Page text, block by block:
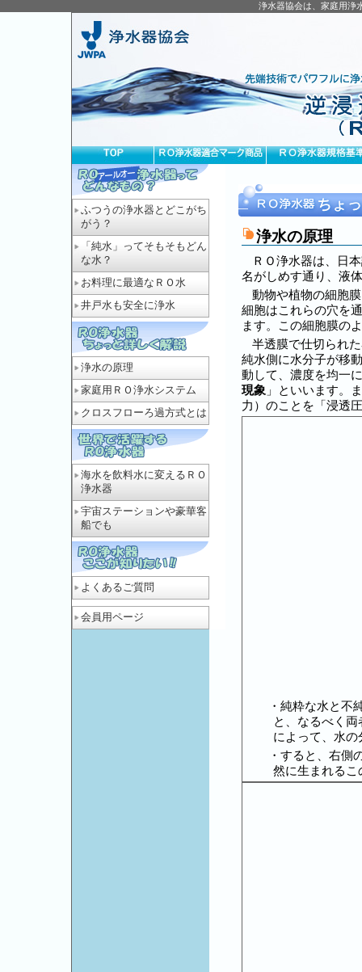
浄水器協会は、家庭用浄
ふつうの浄水器とどこがち
がう？
「純水」ってそもそもどん
な水？
お料理に最適なＲＯ水
井戸水も安全に浄水
浄水の原理
家庭用ＲＯ浄水システム
クロスフローろ過方式とは
海水を飲料水に変えるＲＯ
浄水器
宇宙ステーションや豪華客
船でも
よくあるご質問
会員用ページ
浄水の原理
ＲＯ浄水器は、日
名がしめす通り、液
動物や植物の細胞
細胞はこれらの穴を
ます。この細胞膜の
半透膜で仕切られ
純水側に水分子が移
動して、濃度を均一
現象 」といいます。
力）のことを「浸透
・純粋な水と不
と、なるべく
によって、水
・すると、右側
然に生まれる